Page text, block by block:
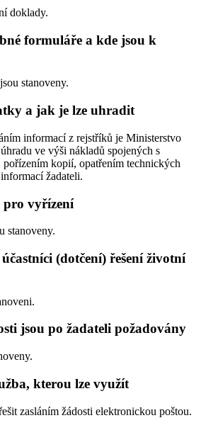
doklady.
formuláře a kde jsou k
stanoveny.
a jak je lze uhradit
informací z rejstříků je Ministerstvo
ve výši nákladů spojených s
kopií, opatřením technických
žadateli.
pro vyřízení
stanoveny.
(dotčení) řešení životní
jsou po žadateli požadovány
kterou lze využít
zasláním žádosti elektronickou poštou.